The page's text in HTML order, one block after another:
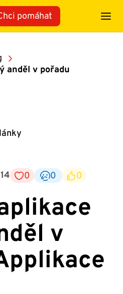
pomáhat
anděl v pořadu
0 0 0
v